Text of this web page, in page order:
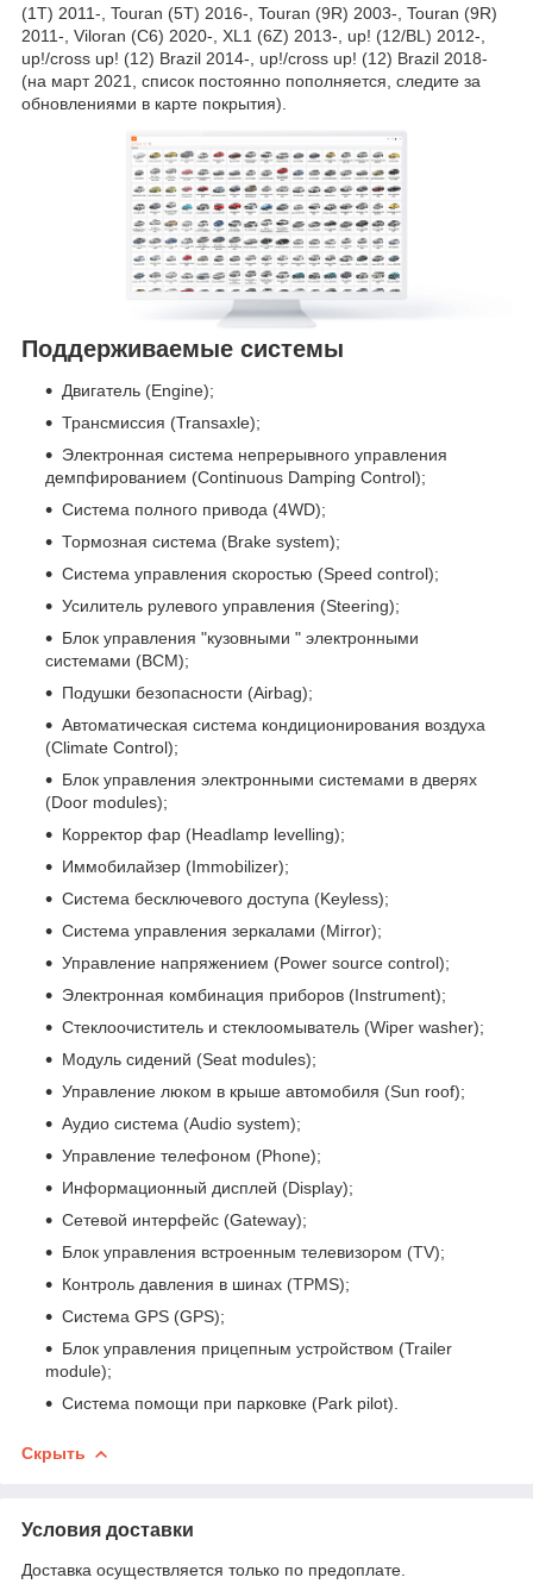
(1T) 2011-, Touran (5T) 2016-, Touran (9R) 2003-, Touran (9R)
2011-, Viloran (C6) 2020-, XL1 (6Z) 2013-, up! (12/BL) 2012-,
up!/cross up! (12) Brazil 2014-, up!/cross up! (12) Brazil 2018-
(на март 2021, список постоянно пополняется, следите за
обновлениями в карте покрытия).
Поддерживаемые системы
Двигатель (Engine);
Трансмиссия (Transaxle);
Электронная система непрерывного управления
демпфированием (Continuous Damping Control);
Система полного привода (4WD);
Тормозная система (Brake system);
Система управления скоростью (Speed control);
Усилитель рулевого управления (Steering);
Блок управления "кузовными " электронными
системами (BCM);
Подушки безопасности (Airbag);
Автоматическая система кондиционирования воздуха
(Climate Control);
Блок управления электронными системами в дверях
(Door modules);
Корректор фар (Headlamp levelling);
Иммобилайзер (Immobilizer);
Система бесключевого доступа (Keyless);
Система управления зеркалами (Mirror);
Управление напряжением (Power source control);
Электронная комбинация приборов (Instrument);
Стеклоочиститель и стеклоомыватель (Wiper washer);
Модуль сидений (Seat modules);
Управление люком в крыше автомобиля (Sun roof);
Аудио система (Audio system);
Управление телефоном (Phone);
Информационный дисплей (Display);
Сетевой интерфейс (Gateway);
Блок управления встроенным телевизором (TV);
Контроль давления в шинах (TPMS);
Система GPS (GPS);
Блок управления прицепным устройством (Trailer
module);
Система помощи при парковке (Park pilot).
Скрыть
Условия доставки
Доставка осуществляется только по предоплате.